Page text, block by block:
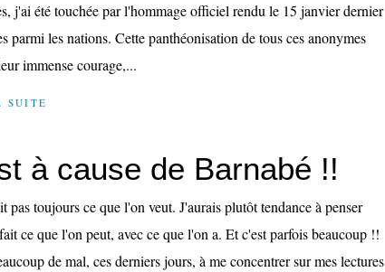
j'ai été touchée par l'hommage officiel rendu le 15 janvier dernier
parmi les nations. Cette panthéonisation de tous ces anonymes
immense courage,...
SUITE
à cause de Barnabé !!
pas toujours ce que l'on veut. J'aurais plutôt tendance à penser
ce que l'on peut, avec ce que l'on a. Et c'est parfois beaucoup !!
de mal, ces derniers jours, à me concentrer sur mes lectures